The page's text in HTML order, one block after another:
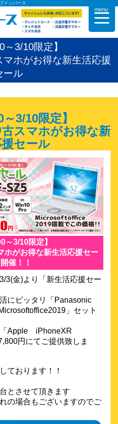
インバース
menu
～3/10限定】
ホがお得な新生活応援
ール
～3/10限定】
スマホがお得な新
セール
～3/10限定】
ホがお得な新生活応援セー
催！！
3(金)より「新生活応援セー
にピッタリ「Panasonic
」セット
「Apple iPhoneXR
円にてご提供致しま
ております！！
とさせて頂きます
の場合もございますのでご